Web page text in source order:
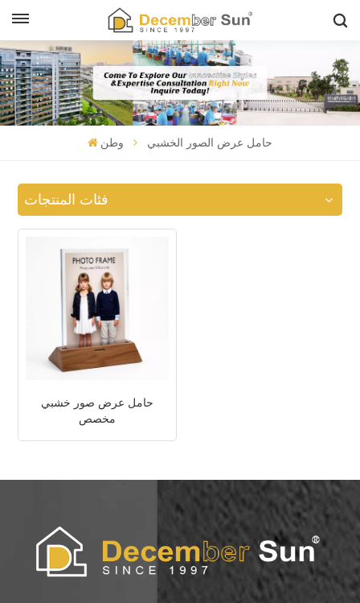
وطن حامل عرض الصور الخشبي
فئات المنتجات
حامل عرض صور خشبي
مخصص